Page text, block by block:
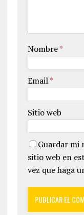
Nombre*
Email*
Sitio web
Guardar mi
sitio web en
vez que haga